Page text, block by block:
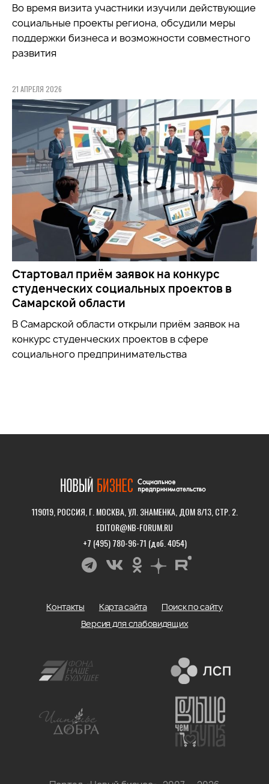
Во время визита участники изучили действующие
социальные проекты региона, обсудили меры
поддержки бизнеса и возможности совместного
развития
21 АПРЕЛЯ 2026
Стартовал приём заявок на конкурс
студенческих социальных проектов в
Самарской области
В Самарской области открыли приём заявок на
конкурс студенческих проектов в сфере
социального предпринимательства
119019, РОССИЯ, Г. МОСКВА, УЛ. ЗНАМЕНКА, ДОМ 8/13, СТР. 2.
EDITOR@NB-FORUM.RU
+7 (495) 780-96-71 (доб. 4054)
Контакты Карта сайта
Поиск по сайту
Версия для слабовидящих